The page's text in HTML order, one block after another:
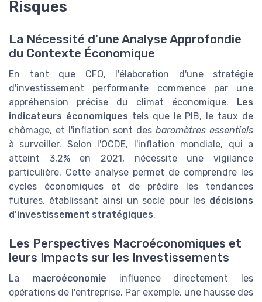
Risques
La Nécessité d'une Analyse Approfondie
du Contexte Économique
En tant que CFO, l'élaboration d'une stratégie
d'investissement performante commence par une
appréhension précise du climat économique.
Les
indicateurs économiques tels que le PIB, le taux de
chômage, et l'inflation sont des baromètres essentiels
à surveiller. Selon l'OCDE, l'inflation mondiale, qui a
atteint 3,2% en 2021, nécessite une vigilance
particulière. Cette analyse permet de comprendre les
cycles économiques et de prédire les tendances
futures, établissant ainsi un socle pour les décisions
d'investissement stratégiques.
Les Perspectives Macroéconomiques et
leurs Impacts sur les Investissements
La macroéconomie influence directement les
opérations de l'entreprise. Par exemple, une hausse des